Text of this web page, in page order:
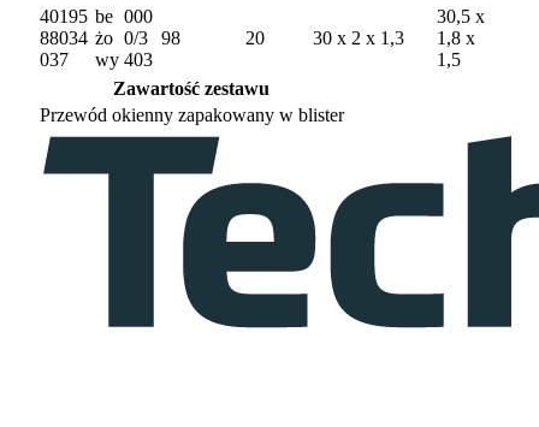
40195
88034
037
be
żo
wy
000
0/3
403
98 20 30 x 2 x 1,3
30,5 x
1,8 x
1,5
Zawartość zestawu
Przewód okienny zapakowany w blister